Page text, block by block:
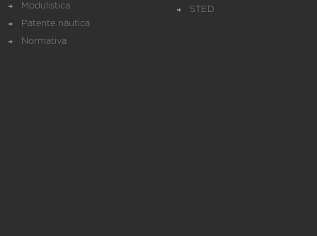
Modulistica
Patente nautica
Normativa
STED